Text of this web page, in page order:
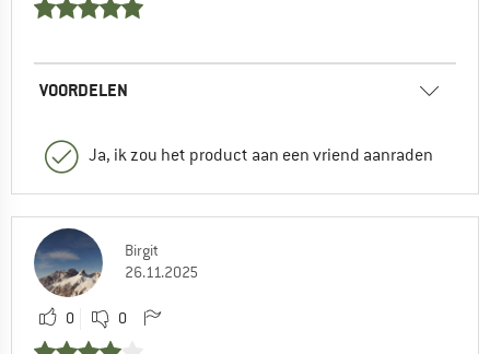
VOORDELEN
Ja, ik zou het product aan een vriend aanraden
Birgit
26.11.2025
0 0